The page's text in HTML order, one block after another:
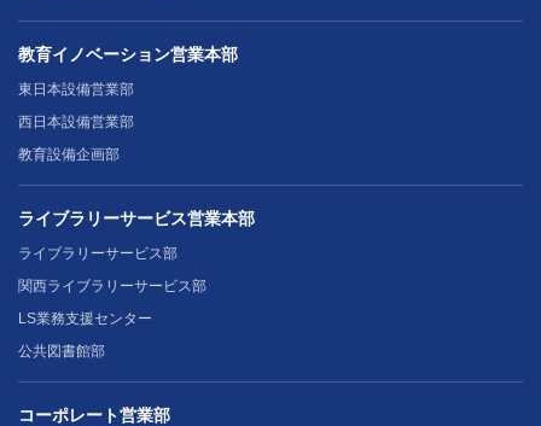
教育イノベーション営業本部
東日本設備営業部
西日本設備営業部
教育設備企画部
ライブラリーサービス営業本部
ライブラリーサービス部
関西ライブラリーサービス部
LS業務支援センター
公共図書館部
コーポレート営業部